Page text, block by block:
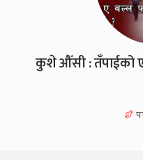
कुशे औँसी : तँपाईको